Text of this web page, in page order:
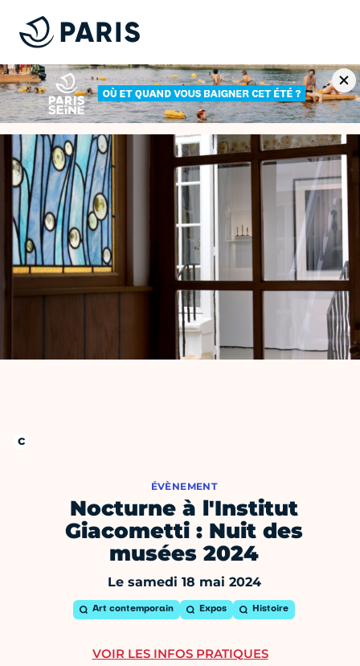
ÉVÈNEMENT
Nocturne à l'Institut
Giacometti : Nuit des
musées 2024
Le samedi 18 mai 2024
Art contemporain Expos Histoire
VOIR LES INFOS PRATIQUES